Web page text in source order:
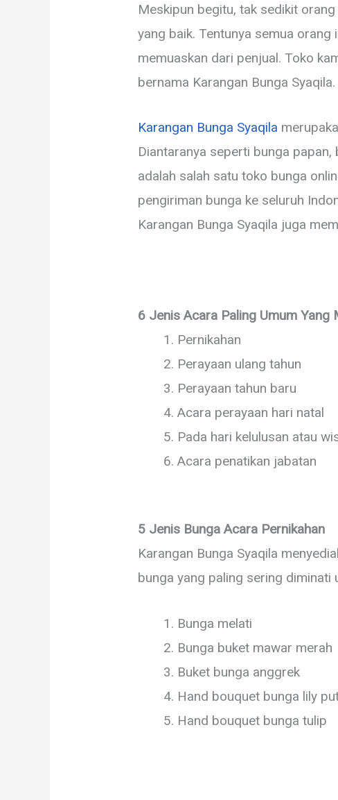
Meskipun begitu, tak sedikit
yang baik. Tentunya semua
memuaskan dari penjual. Toko
bernama Karangan Bunga Syaqila.
Karangan Bunga Syaqila
Diantaranya seperti bunga
adalah salah satu toko bunga
pengiriman bunga ke seluruh
Karangan Bunga Syaqila juga
6 Jenis Acara Paling Umum Yang
Pernikahan
Perayaan ulang tahun
Perayaan tahun baru
Acara perayaan hari natal
Pada hari kelulusan atau
Acara penatikan jabatan
5 Jenis Bunga Acara Pernikahan
Karangan Bunga Syaqila
bunga yang paling sering diminati
Bunga melati
Bunga buket mawar merah
Buket bunga anggrek
Hand bouquet bunga lily
Hand bouquet bunga tulip